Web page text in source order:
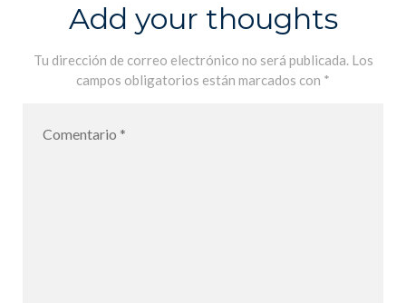
Add your thoughts
Tu dirección de correo electrónico no será publicada. Los
campos obligatorios están marcados con *